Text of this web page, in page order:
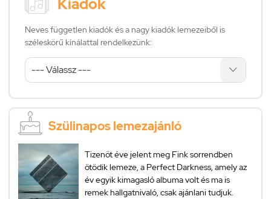
Neves független kiadók és a nagy kiadók lemezeiből is
széleskörű kínálattal rendelkezünk:
Szülinapos lemezajánló
Tizenöt éve jelent meg Fink sorrendben
ötödik lemeze, a Perfect Darkness, amely az
év egyik kimagasló albuma volt és ma is
remek hallgatnivaló, csak ajánlani tudjuk.